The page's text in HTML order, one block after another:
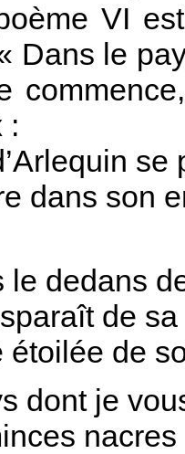
VI
Dans le
:
se
dans son
le dedans
de
de
dont je